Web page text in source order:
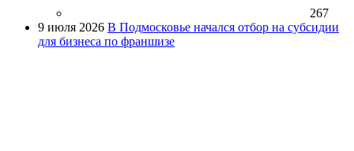
267
9 июля 2026 В Подмосковье начался отбор на субсидии
для бизнеса по франшизе